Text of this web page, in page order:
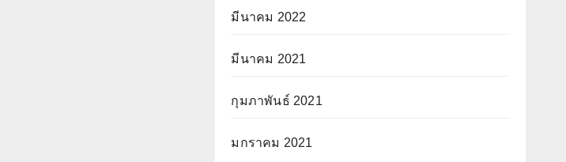
มีนาคม 2022
มีนาคม 2021
กุมภาพันธ์ 2021
มกราคม 2021